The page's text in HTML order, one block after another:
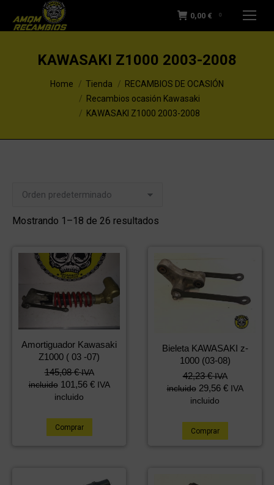
0,00 € 0
KAWASAKI Z1000 2003-2008
You are here:Home Tienda
RECAMBIOS DE OCASIÓN
Recambios ocasión Kawasaki
KAWASAKI Z1000 2003-2008
Mostrando 1–18 de 26 resultados
Amortiguador Kawasaki
Z1000 ( 03 -07)
145,08€ IVA
incluido 101,56 € IVA
incluido
Comprar
Bieleta KAWASAKI z-
1000 (03-08)
42,23€ IVA
incluido 29,56 € IVA
incluido
Comprar